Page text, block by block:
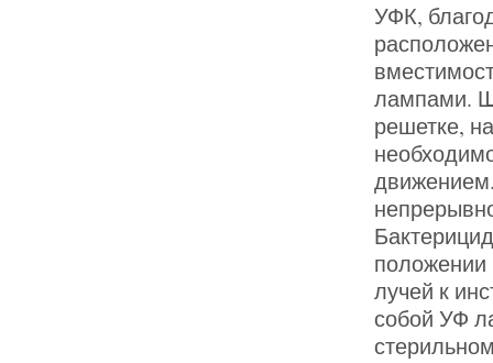
УФК,
лампами.
решетке,
положении
лучей к
собой УФ